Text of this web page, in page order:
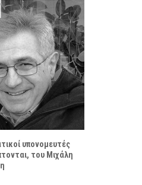
υπονομευτές
του Μιχάλη